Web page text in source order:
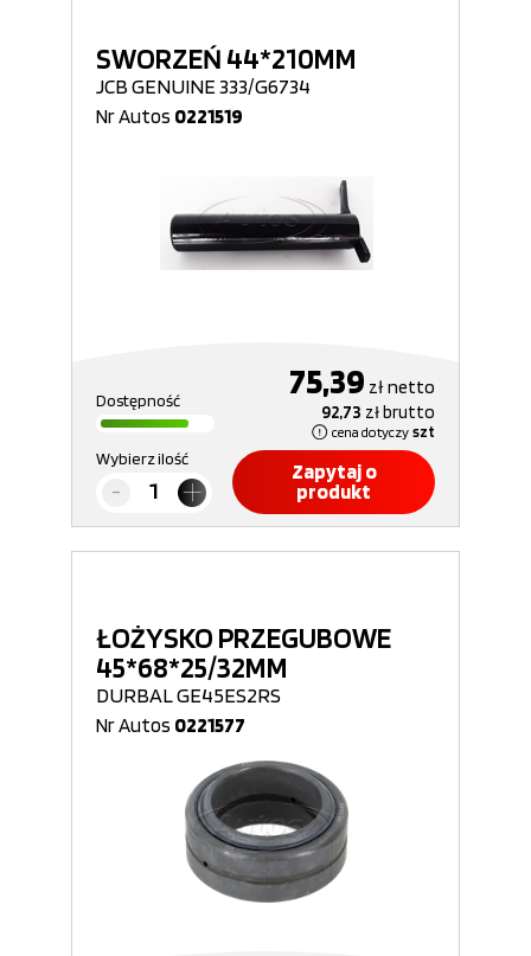
SWORZEŃ 44*210MM
JCB GENUINE 333/G6734
Nr Autos 0221519
Dostępność 75,39 złnetto
92,73 złbrutto
cena dotyczy szt
Wybierz ilość
Zapytaj o
produkt
ŁOŻYSKO PRZEGUBOWE
45*68*25/32MM
DURBAL GE45ES2RS
Nr Autos 0221577